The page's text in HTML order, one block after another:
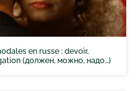
en russe : devoir,
(должен, можно, надо…)